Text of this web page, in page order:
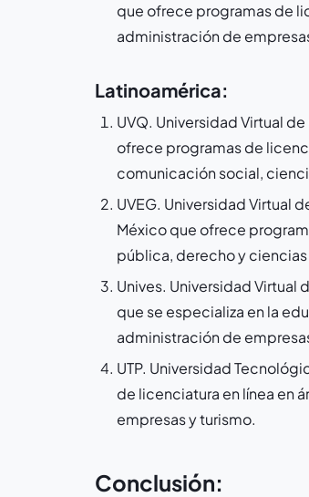
que ofrece programas de
administración de
Latinoamérica:
UVQ. Universidad Virtual
ofrece programas de
comunicación social,
UVEG. Universidad Virtual
México que ofrece
pública, derecho y
Unives. Universidad Virtual
que se especializa en la
administración de
UTP. Universidad
de licenciatura en línea en
empresas y turismo.
Conclusión: